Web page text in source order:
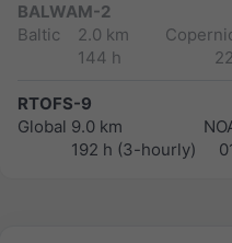
BALWAM-2
Baltic
2.0 km
144 h
RTOFS-9
Global 9.0 km
192 h (3-hourly)